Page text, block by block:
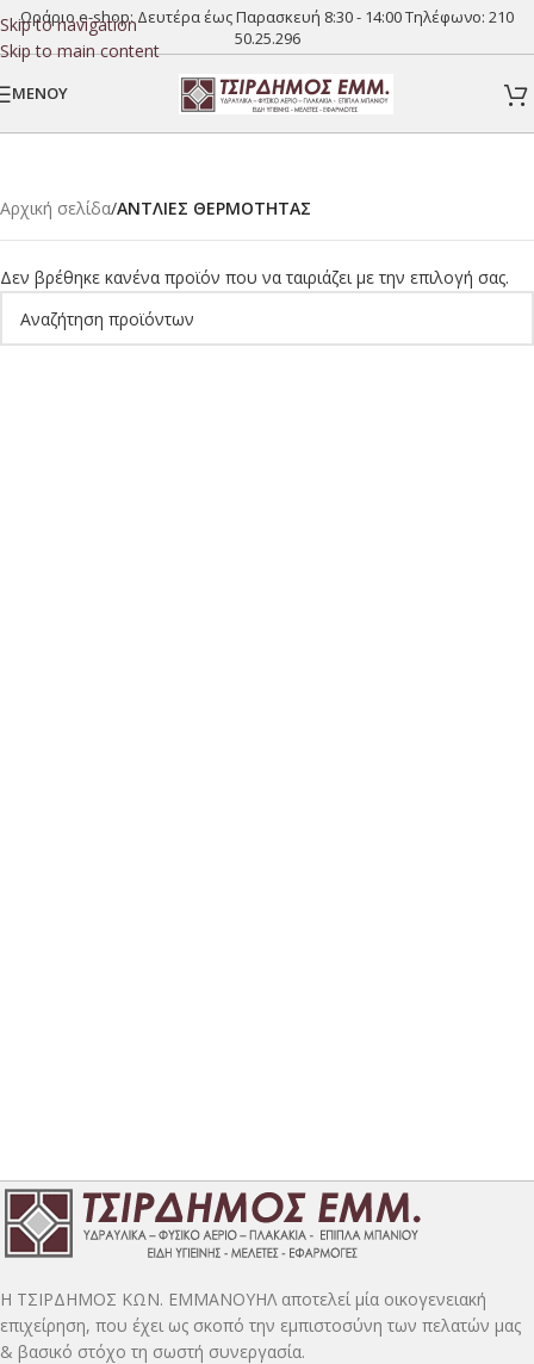
Skip to navigation
Skip to main content
Ωράριο e-shop: Δευτέρα έως Παρασκευή 8:30 - 14:00 Τηλέφωνο: 210
50.25.296
MENOY
Αρχική σελίδα/ΑΝΤΛΙΕΣ ΘΕΡΜΟΤΗΤΑΣ
Δεν βρέθηκε κανένα προϊόν που να ταιριάζει με την επιλογή σας.
H ΤΣΙΡΔΗΜΟΣ ΚΩΝ. ΕΜΜΑΝΟΥΗΛ αποτελεί μία οικογενειακή
επιχείρηση, που έχει ως σκοπό την εμπιστοσύνη των πελατών μας
& βασικό στόχο τη σωστή συνεργασία.